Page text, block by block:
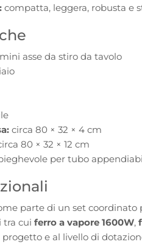
compatta, leggera, robusta e
mini asse da stiro da tavolo
circa 80 × 32 × 4 cm
80 × 32 × 12 cm
per tubo
parte di un set
tra cuiferro a vapore 1600W,
progetto e al livello di